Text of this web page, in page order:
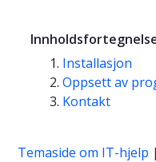
Installasjon
Oppsett av
Kontakt
Temaside om IT-hjelp |